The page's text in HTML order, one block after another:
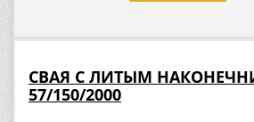
СВАЯ С ЛИТЫМ
57/150/2000